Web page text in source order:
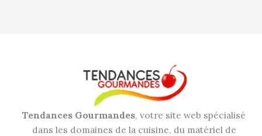
Tendances Gourmandes, votre site web spécialisé
dans les domaines de la cuisine, du matériel de